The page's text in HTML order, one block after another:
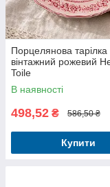
Порцелянова
вінтажний рожевий
Toile
В наявності
498,52 ₴ 586,50 ₴
Купити